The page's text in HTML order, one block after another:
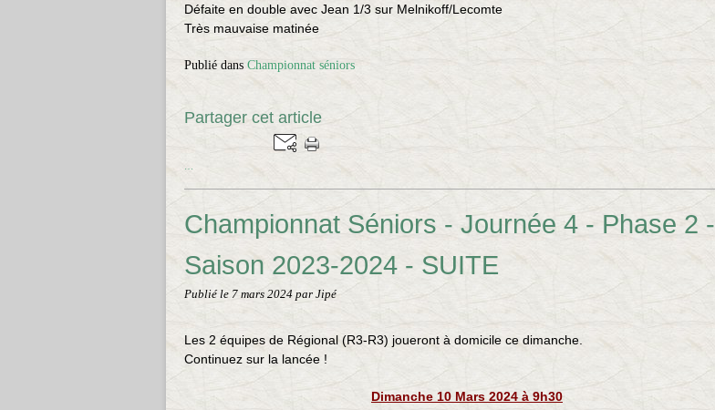
Défaite en double avec Jean 1/3 sur Melnikoff/Lecomte
Très mauvaise matinée
Publié dans Championnat séniors
Partager cet article
Championnat Séniors - Journée 4 - Phase 2 -
Saison 2023-2024 - SUITE
Publié le 7 mars 2024 par Jipé
Les 2 équipes de Régional (R3-R3) joueront à domicile ce dimanche.
Continuez sur la lancée !
Dimanche 10 Mars 2024 à 9h30